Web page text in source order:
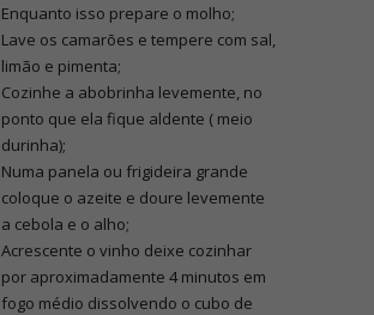
Enquanto isso prepare o molho;
Lave os camarões e tempere com sal,
limão e pimenta;
Cozinhe a abobrinha levemente, no
ponto que ela fique aldente ( meio
durinha);
Numa panela ou frigideira grande
coloque o azeite e doure levemente
a cebola e o alho;
Acrescente o vinho deixe cozinhar
por aproximadamente 4 minutos em
fogo médio dissolvendo o cubo de